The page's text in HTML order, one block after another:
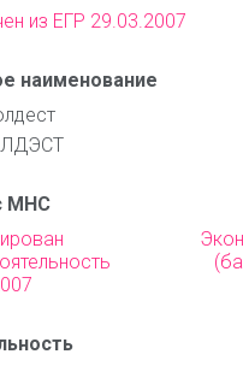
из ЕГР 29.03.2007
наименование
МНС